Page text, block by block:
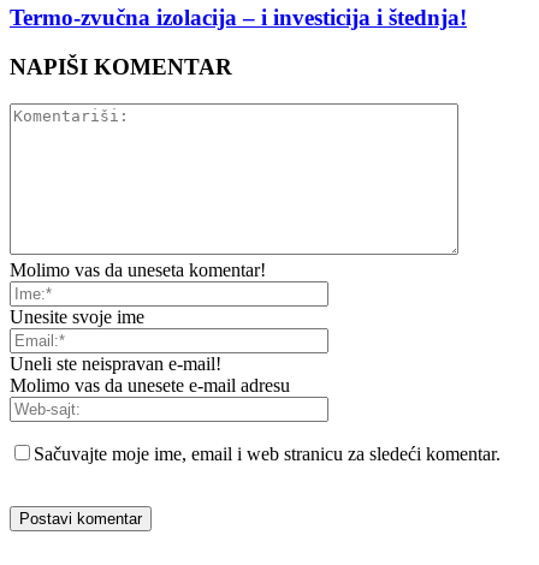
Termo-zvučna izolacija – i investicija i štednja!
NAPIŠI KOMENTAR
Molimo vas da uneseta komentar!
Unesite svoje ime
Uneli ste neispravan e-mail!
Molimo vas da unesete e-mail adresu
Sačuvajte moje ime, email i web stranicu za sledeći komentar.